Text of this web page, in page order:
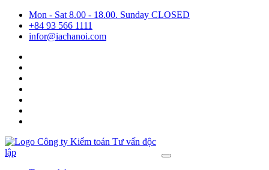
Mon - Sat 8.00 - 18.00. Sunday CLOSED
+84 93 566 1111
infor@iachanoi.com